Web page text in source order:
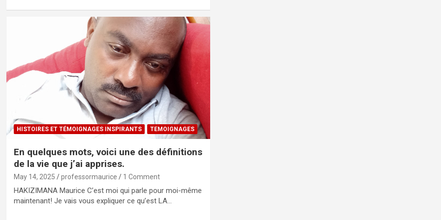
HISTOIRES ET TÉMOIGNAGES INSPIRANTS TEMOIGNAGES
En quelques mots, voici une des définitions
de la vie que j’ai apprises.
May 14, 2025 professormaurice 1 Comment
HAKIZIMANA Maurice C’est moi qui parle pour moi-même
maintenant! Je vais vous expliquer ce qu’est LA…